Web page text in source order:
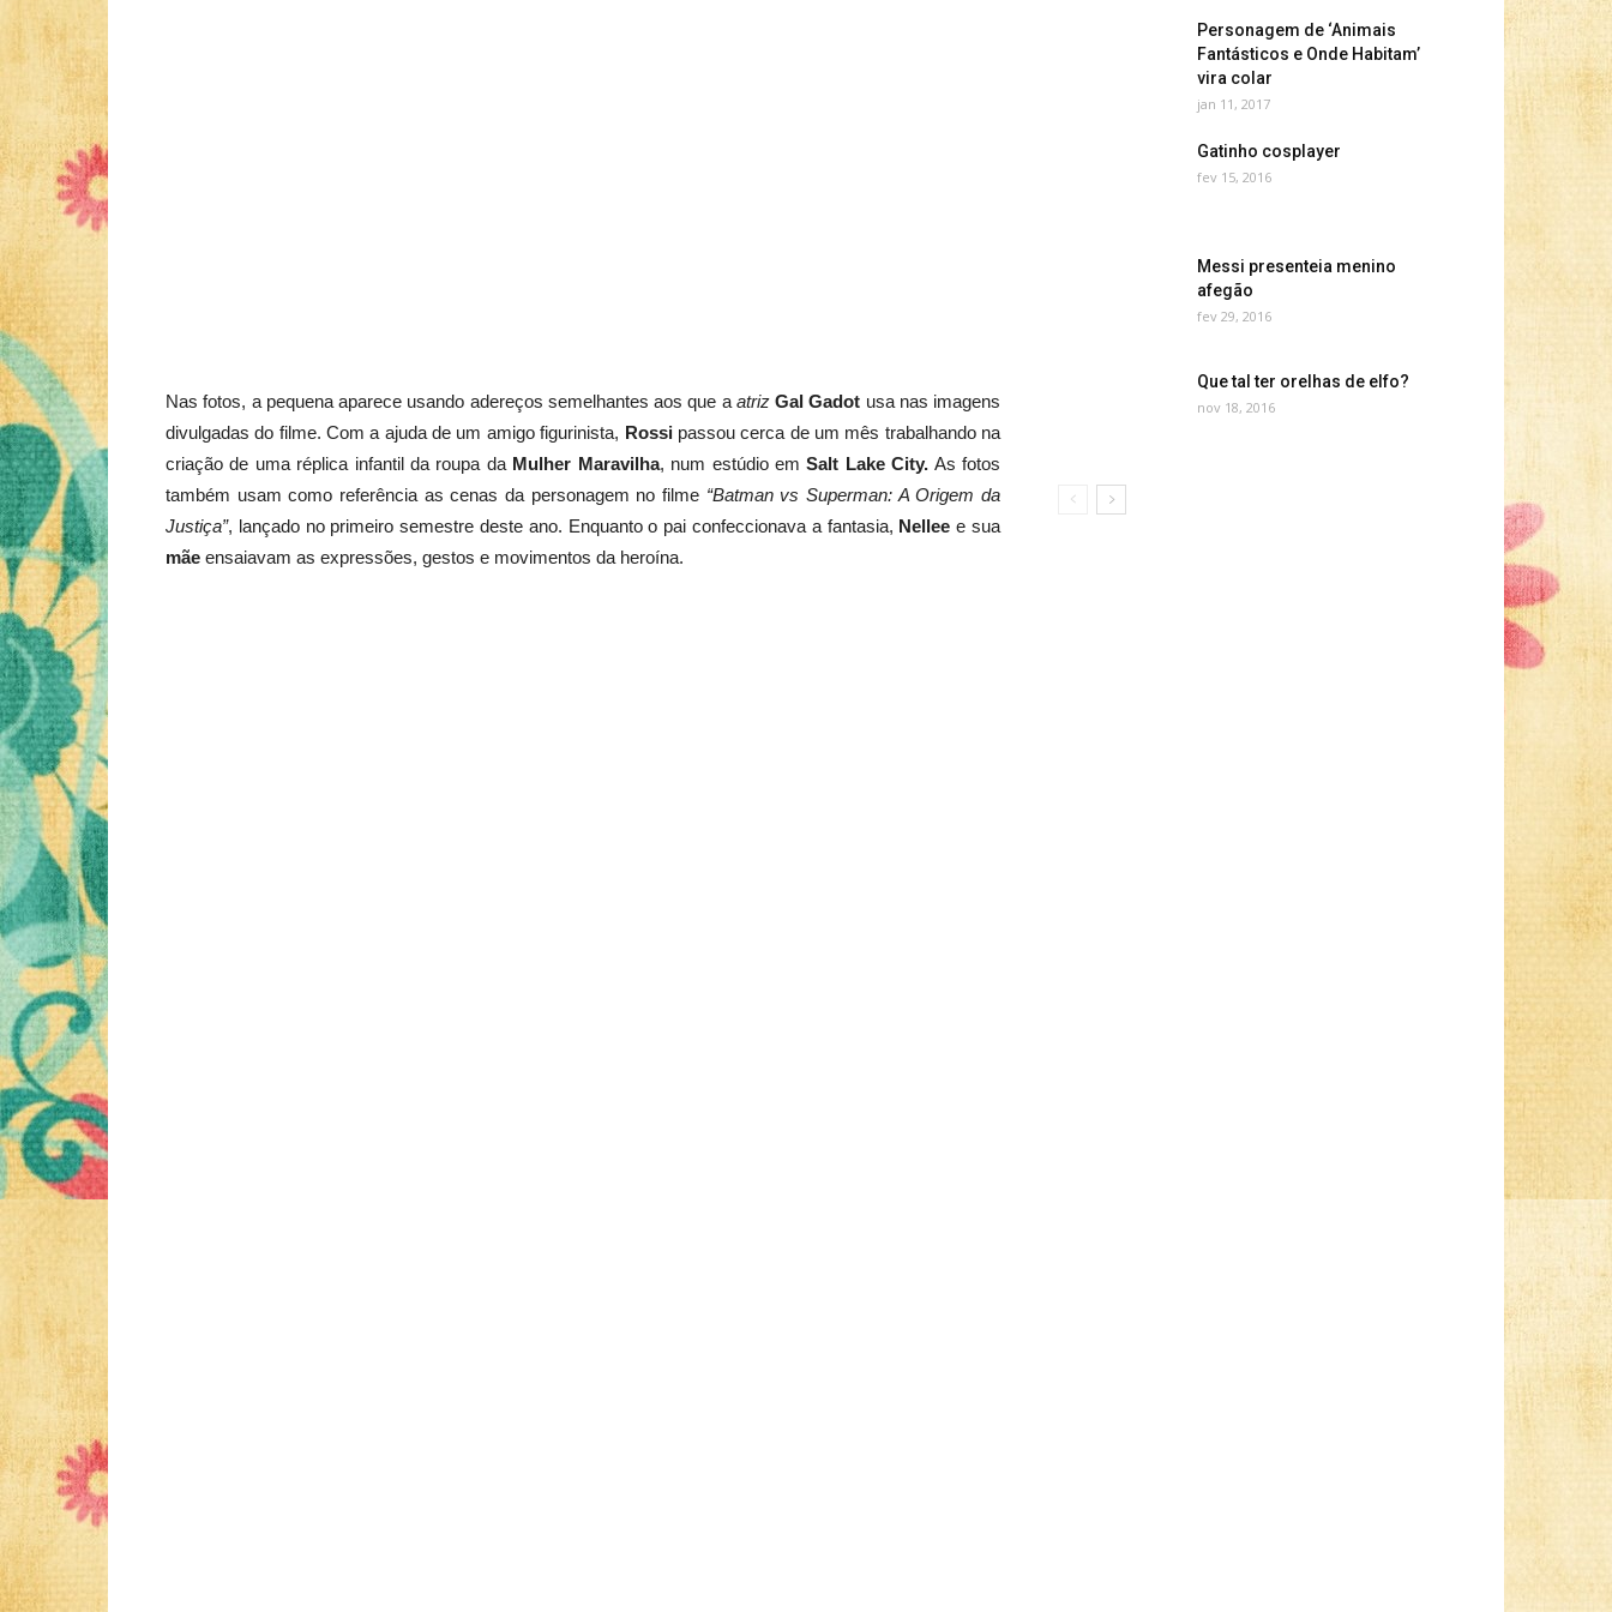
Nas fotos, a pequena aparece usando adereços semelhantes aos que a atriz Gal Gadot usa nas imagens
divulgadas do filme. Com a ajuda de um amigo figurinista, Rossipassou cerca de um mês trabalhando na
criação de uma réplica infantil da roupa da Mulher Maravilha, num estúdio emSalt Lake City. As fotos
também usam como referência as cenas da personagem no filme “Batman vs Superman: A Origem da
Justiça”, lançado no primeiro semestre deste ano. Enquanto o pai confeccionava a fantasia, Nellee e sua
mãe ensaiavam as expressões, gestos e movimentos da heroína.
Personagem de ‘Animais
Fantásticos e Onde Habitam’
vira colar
jan 11, 2017
Gatinho cosplayer
fev 15, 2016
Messi presenteia menino
afegão
fev 29, 2016
Que tal ter orelhas de elfo?
nov 18, 2016